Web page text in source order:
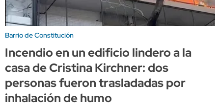
Barrio de Constitución
Incendio en un edificio lindero a la
casa de Cristina Kirchner: dos
personas fueron trasladadas por
inhalación de humo